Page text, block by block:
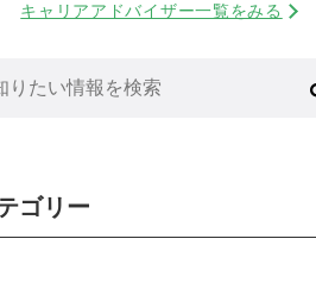
キャリアアドバイザー一覧をみる
ゴリー